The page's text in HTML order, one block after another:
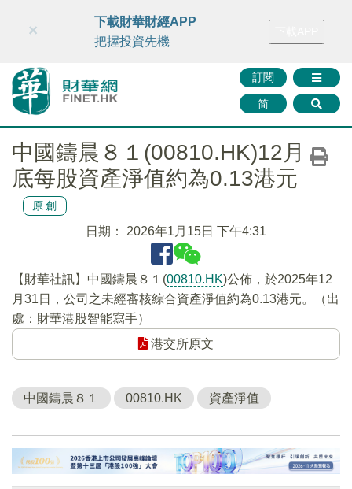
財華智庫網 FINTV FINMETA 財華證券 媒體矩陣
訂閱
简
×
下載財華財經APP
把握投資先機
中國鑄晨８１(00810.HK)12月
底每股資產淨值約為0.13港元
原創
日期： 2026年1月15日 下午4:31
【財華社訊】中國鑄晨８１(00810.HK)公佈，於2025年12
月31日，公司之未經審核綜合資產淨值約為0.13港元。（出
處：財華港股智能寫手）
港交所原文
中國鑄晨８１ 00810.HK 資產淨值